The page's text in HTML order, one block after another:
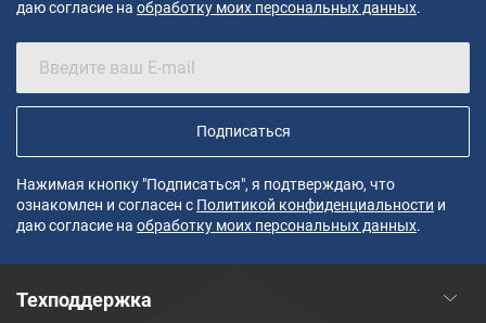
даю согласие на обработку моих персональных данных.
Подписаться
Нажимая кнопку "Подписаться", я подтверждаю, что
ознакомлен и согласен с Политикой конфиденциальности и
даю согласие на обработку моих персональных данных.
Техподдержка